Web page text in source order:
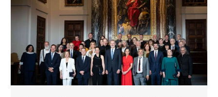
Cantabria se presenta como
destino turístico ante
turoperadores y agentes de viaje
japoneses
La Consejería de Turismo organiza un viaje
de familiarización en el marco de la alianza